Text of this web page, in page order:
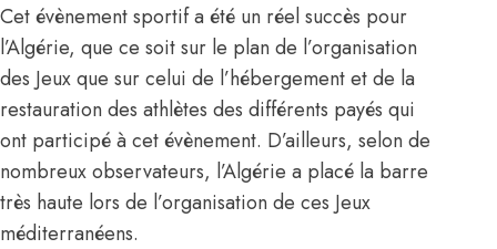
Cet évènement sportif a été un réel succès pour
l’Algérie, que ce soit sur le plan de l’organisation
des Jeux que sur celui de l’hébergement et de la
restauration des athlètes des différents payés qui
ont participé à cet évènement. D’ailleurs, selon de
nombreux observateurs, l’Algérie a placé la barre
très haute lors de l’organisation de ces Jeux
méditerranéens.